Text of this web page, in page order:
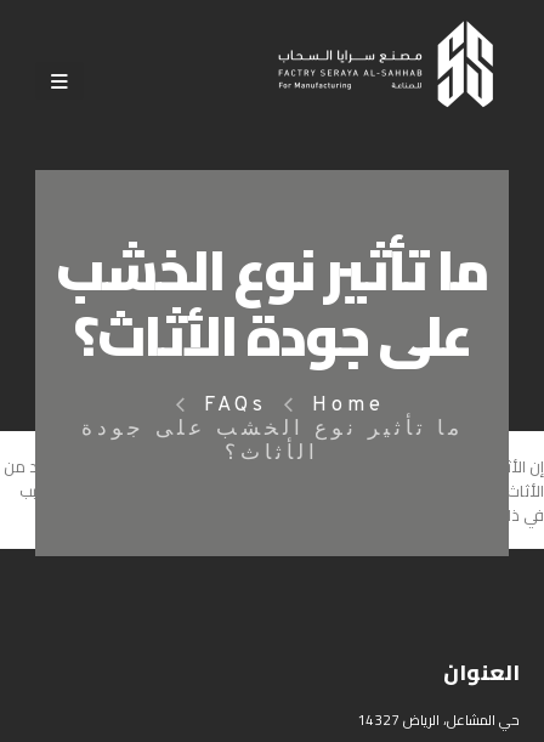
ما تأثير نوع الخشب
على جودة الأثاث؟
Home
FAQs
ما تأثير نوع الخشب على جودة
الأثاث؟
إن الأثاث الذي يُصنع من خشب جيد يدوم لفترة أطول من الزمن بينما هناك العديد من
الأثاث الذي من غير الممكن أن يستمر على حاله لأكثر من بضعة شهور ولعل السبب
في ذلك هو رداءة الخشب المُستخدم في تصنيعه
العنوان
حي المشاعل، الرياض 14327